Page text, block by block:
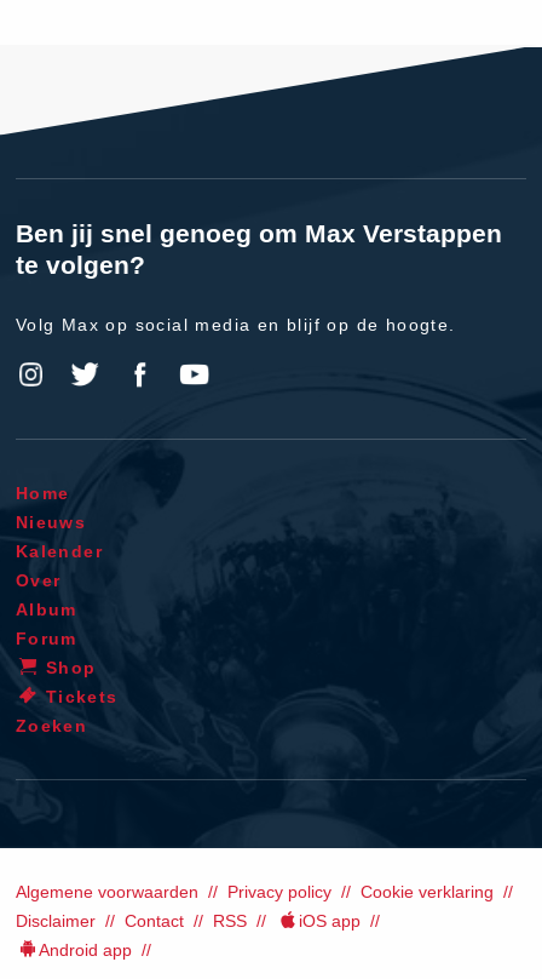
Ben jij snel genoeg om Max Verstappen
te volgen?
Volg Max op social media en blijf op de hoogte.
Home
Nieuws
Kalender
Over
Album
Forum
Shop
Tickets
Zoeken
Algemene voorwaarden Privacy policy
Cookie verklaring
Disclaimer
Contact RSS
iOS app
Android app